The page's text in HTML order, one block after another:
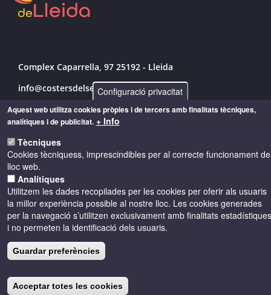
Complex Caparrella, 97 25192 - Lleida
info@costersdelsegre.es
973 264 583
© Copyright 2026 - Drets reservats
Accessibilitat Avís legal Cookies
Política de privacitat
Configuració privacitat
Aquest web utilitza cookies pròpies i de tercers amb finalitats tècniques,
analítiques i de publicitat. + Info
Tècniques
Cookies tècniquess, imprescindibles per al correcte funcionament
lloc web.
Analítiques
Utilitzem les dades recopilades per les cookies per oferir als usuaris
la millor experiència possible al nostre lloc. Les cookies generades
per la navegació s’utilitzen exclusivament amb finalitats estadístiques
i no permeten la identificació dels usuaris.
Guardar preferències
Acceptar totes les cookies